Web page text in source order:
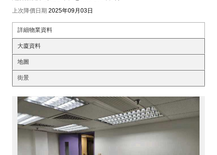
上次降價日期 2025年09月03日
詳細物業資料
大廈資料
地圖
街景